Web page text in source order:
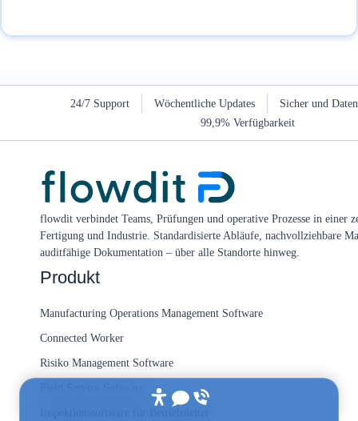
24/7 Support Wöchentliche Updates
Sicher und
99,9% Verfügbarkeit
flowdit verbindet Teams, Prüfungen und operative Prozesse in einer
Fertigung und Industrie. Standardisierte Abläufe, nachvollziehbare
auditfähige Dokumentation – über alle Standorte hinweg.
Produkt
Manufacturing Operations Management Software
Connected Worker
Risiko Management Software